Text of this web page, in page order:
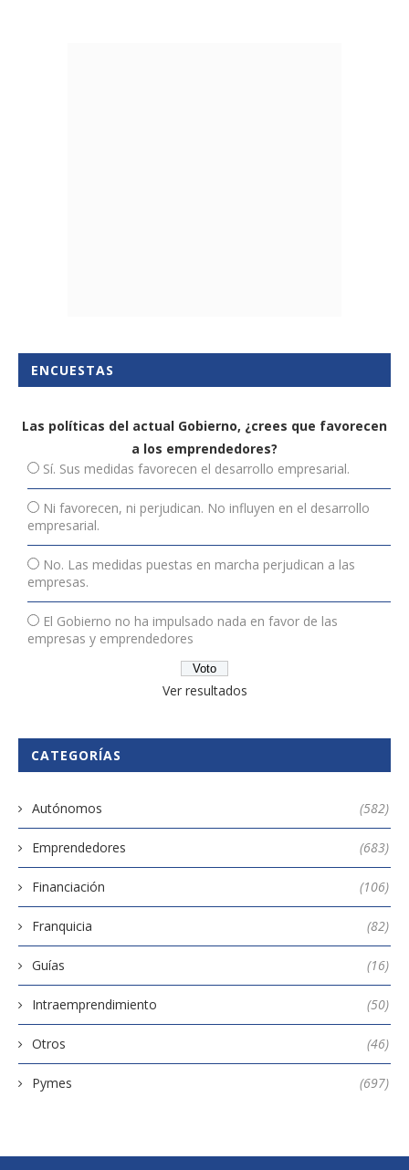
ENCUESTAS
Las políticas del actual Gobierno, ¿crees que favorecen
a los emprendedores?
Sí. Sus medidas favorecen el desarrollo empresarial.
Ni favorecen, ni perjudican. No influyen en el desarrollo
empresarial.
No. Las medidas puestas en marcha perjudican a las
empresas.
El Gobierno no ha impulsado nada en favor de las
empresas y emprendedores
Ver resultados
CATEGORÍAS
Autónomos (582)
Emprendedores (683)
Financiación (106)
Franquicia (82)
Guías (16)
Intraemprendimiento (50)
Otros (46)
Pymes (697)